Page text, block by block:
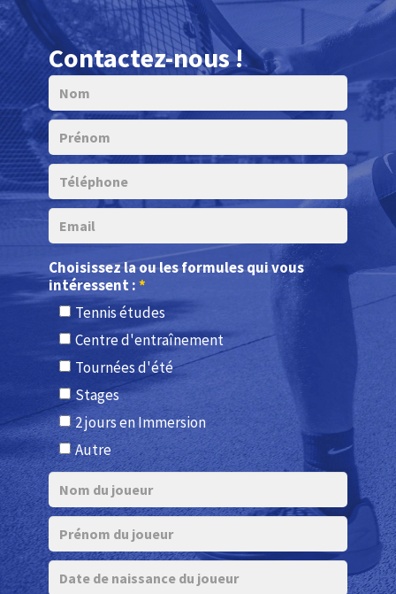
Choisissez la ou les formules qui vous
intéressent :*
Tennis études
Centre d'entraînement
Tournées d'été
Stages
2 jours en Immersion
Autre